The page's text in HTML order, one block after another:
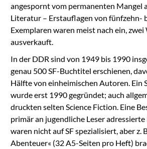
angespornt vom permanenten Mangel
Literatur – Erstauflagen von fünfzehn-
Exemplaren waren meist nach ein, zwei
ausverkauft.
In der DDR sind von 1949 bis 1990
genau 500 SF-Buchtitel erschienen,
Hälfte von einheimischen Autoren. Ein
wurde erst 1990 gegründet; auch
druckten selten Science Fiction. Eine
primär an jugendliche Leser
waren nicht auf SF spezialisiert, aber z.
Abenteuer« (32 A5-Seiten pro Heft)